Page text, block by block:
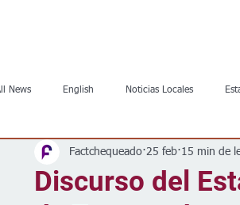
News English Noticias Locales
Crimen Negocios Salud
Discurso del
Factchequeado 25 feb 15 min de